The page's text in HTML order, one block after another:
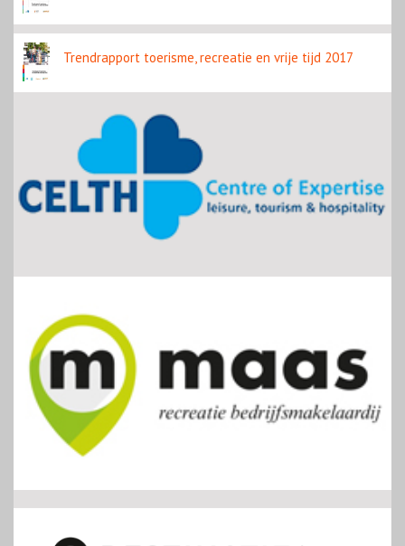
Trendrapport toerisme, recreatie en vrije tijd 2017